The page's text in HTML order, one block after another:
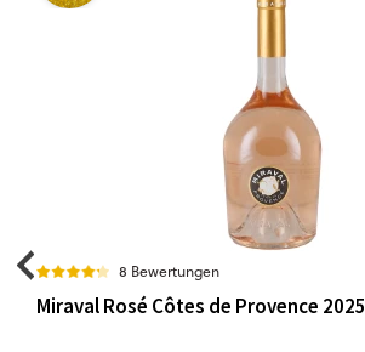
8 Bewertungen
Miraval Rosé Côtes de Provence 2025